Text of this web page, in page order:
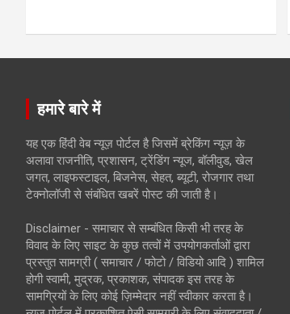
हमारे बारे में
यह एक हिंदी वेब न्यूज़ पोर्टल है जिसमें ब्रेकिंग न्यूज़ के
अलावा राजनीति, प्रशासन, ट्रेंडिंग न्यूज, बॉलीवुड, खेल
जगत, लाइफस्टाइल, बिजनेस, सेहत, ब्यूटी, रोजगार तथा
टेक्नोलॉजी से संबंधित खबरें पोस्ट की जाती है।
Disclaimer - समाचार से सम्बंधित किसी भी तरह के
विवाद के लिए साइट के कुछ तत्वों में उपयोगकर्ताओं द्वारा
प्रस्तुत सामग्री ( समाचार / फोटो / विडियो आदि ) शामिल
होगी स्वामी, मुद्रक, प्रकाशक, संपादक इस तरह के
सामग्रियों के लिए कोई ज़िम्मेदार नहीं स्वीकार करता है।